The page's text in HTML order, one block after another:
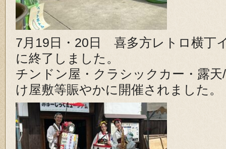
7月19日・20日 喜多方レトロ横丁
に終了しました。
チンドン屋・クラシックカー・露
け屋敷等賑やかに開催されました。